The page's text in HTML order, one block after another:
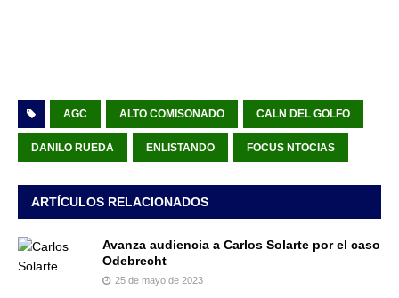
AGC ALTO COMISONADO CALN DEL GOLFO
DANILO RUEDA ENLISTANDO FOCUS NTOCIAS
ARTÍCULOS RELACIONADOS
Avanza audiencia a Carlos Solarte por el caso
Odebrecht
25 de mayo de 2023